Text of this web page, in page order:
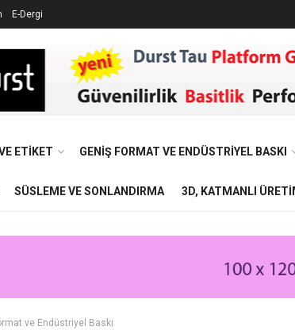
E-Dergi
ETIKET GENIŞ FORMAT VE ENDÜSTRIYEL BASKI
SÜSLEME VE SONLANDIRMA 3D, KATMANLI
ve Endüstriyel Baskı